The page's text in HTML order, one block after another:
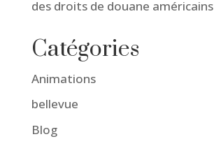
des droits de douane américains
Catégories
Animations
bellevue
Blog